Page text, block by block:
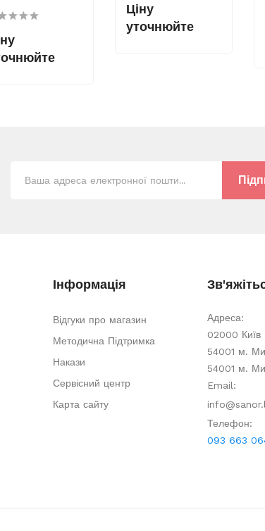
Ціну
уточнюйте
Інформація
Відгуки про магазин
Методична Підтримка
Накази
Сервісний центр
Карта сайту
Адреса:
02000 Київ
54001 м.
54001 м.
Email:
Телефон:
093 663